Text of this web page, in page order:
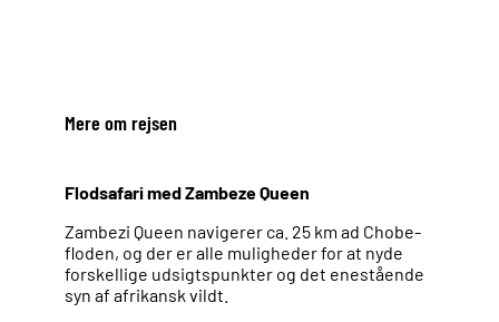
Mere om rejsen
Flodsafari med Zambeze Queen
Zambezi Queen navigerer ca. 25 km ad Chobe-
floden, og der er alle muligheder for at nyde
forskellige udsigtspunkter og det enestående
syn af afrikansk vildt.